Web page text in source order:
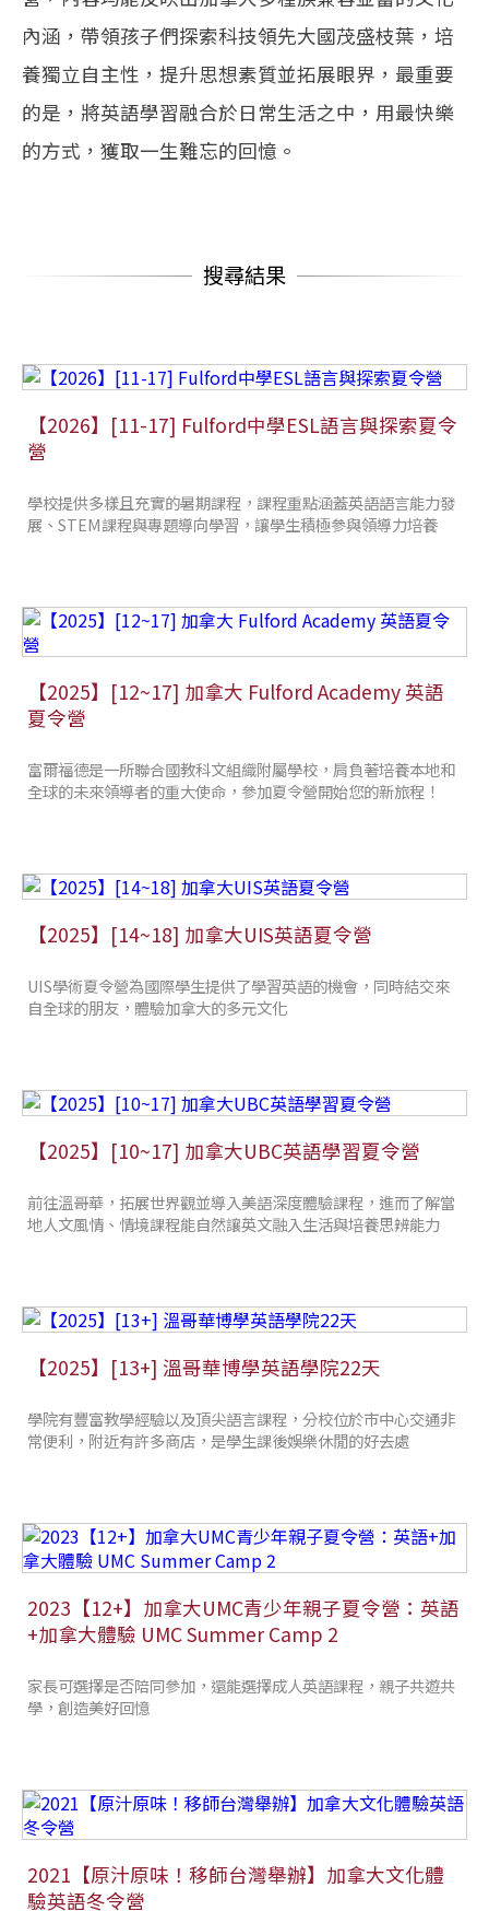
內涵，帶領孩子們探索科技領先大國茂盛枝葉，培
養獨立自主性，提升思想素質並拓展眼界，最重要
的是，將英語學習融合於日常生活之中，用最快樂
的方式，獲取一生難忘的回憶。
搜尋結果
【2026】[11-17] Fulford中學ESL語言與探索夏令
營
學校提供多樣且充實的暑期課程，課程重點涵蓋英語語言能力發
展、STEM課程與專題導向學習，讓學生積極參與領導力培養
【2025】[12~17] 加拿大 Fulford Academy 英語
夏令營
富爾福德是一所聯合國教科文組織附屬學校，肩負著培養本地和
全球的未來領導者的重大使命，參加夏令營開始您的新旅程！
【2025】[14~18] 加拿大UIS英語夏令營
UIS學術夏令營為國際學生提供了學習英語的機會，同時結交來
自全球的朋友，體驗加拿大的多元文化
【2025】[10~17] 加拿大UBC英語學習夏令營
前往溫哥華，拓展世界觀並導入美語深度體驗課程，進而了解當
地人文風情、情境課程能自然讓英文融入生活與培養思辨能力
【2025】[13+] 溫哥華博學英語學院22天
學院有豐富教學經驗以及頂尖語言課程，分校位於市中心交通非
常便利，附近有許多商店，是學生課後娛樂休閒的好去處
2023【12+】加拿大UMC青少年親子夏令營：英語
+加拿大體驗 UMC Summer Camp 2
家長可選擇是否陪同參加，還能選擇成人英語課程，親子共遊共
學，創造美好回憶
2021【原汁原味！移師台灣舉辦】加拿大文化體
驗英語冬令營